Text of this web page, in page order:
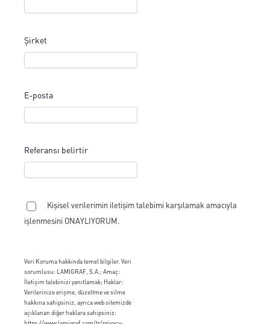
Şirket
E-posta
Referansı belirtir
Kişisel verilerimin iletişim talebimi karşılamak amacıyla
işlenmesini ONAYLIYORUM.
Veri Koruma hakkında temel bilgiler. Veri
sorumlusu: LAMIGRAF, S.A.; Amaç:
İletişim talebinizi yanıtlamak; Haklar:
Verilerinize erişme, düzeltme ve silme
hakkına sahipsiniz, ayrıca web sitemizde
açıklanan diğer haklara sahipsiniz: